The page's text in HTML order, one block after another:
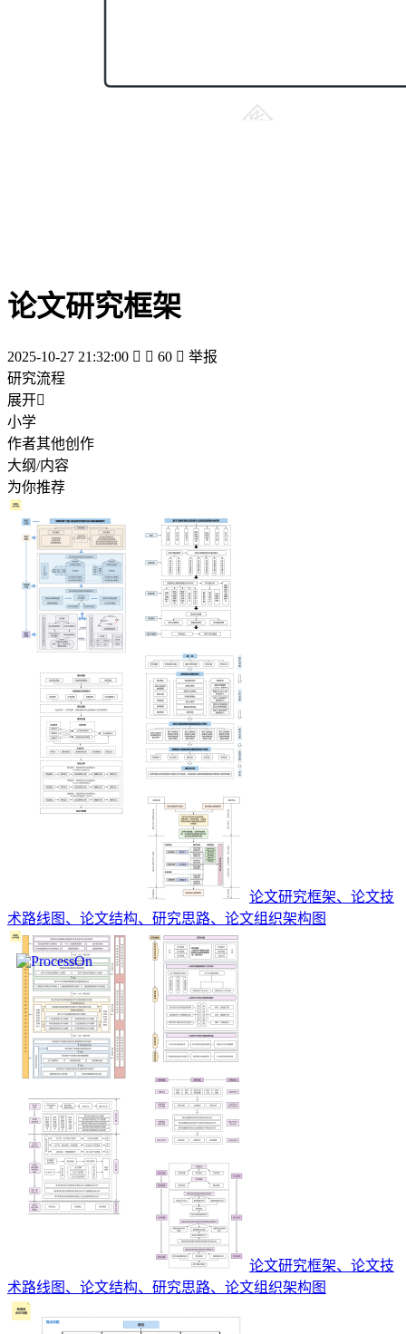
论文研究框架
2025-10-27 21:32:00   60  举报
研究流程
展开
小学
作者其他创作
大纲/内容
为你推荐
论文研究框架、论文技
术路线图、论文结构、研究思路、论文组织架构图
论文研究框架、论文技
术路线图、论文结构、研究思路、论文组织架构图